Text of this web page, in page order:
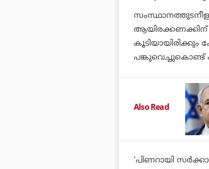
ആയിരക്കണക്കിന്
കൂടിയായിരിക്കും
പങ്കുവെച്ചുകൊണ്ട്
Also Read
‘പിണറായി